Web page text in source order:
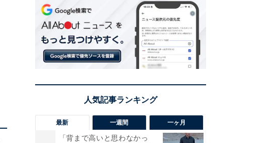
最新 一週間 一ヶ月
「背まで高いと思わなかっ